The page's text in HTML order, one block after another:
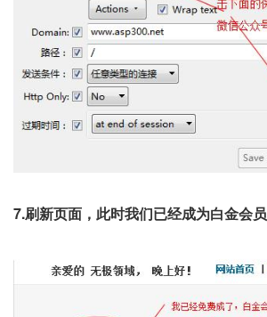
7.刷新页面，此时我们已经成为白金会员